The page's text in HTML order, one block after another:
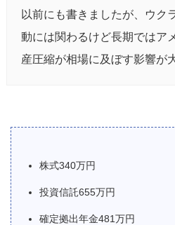
以前にも書きましたが、ウク
動には関わるけど長期ではア
産圧縮が相場に及ぼす影響が
株式340万円
投資信託655万円
確定拠出年金481万円